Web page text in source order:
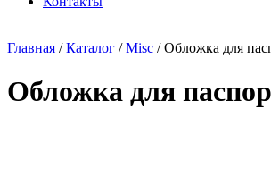
Главная /Каталог /Misc / Обложка для
Обложка для